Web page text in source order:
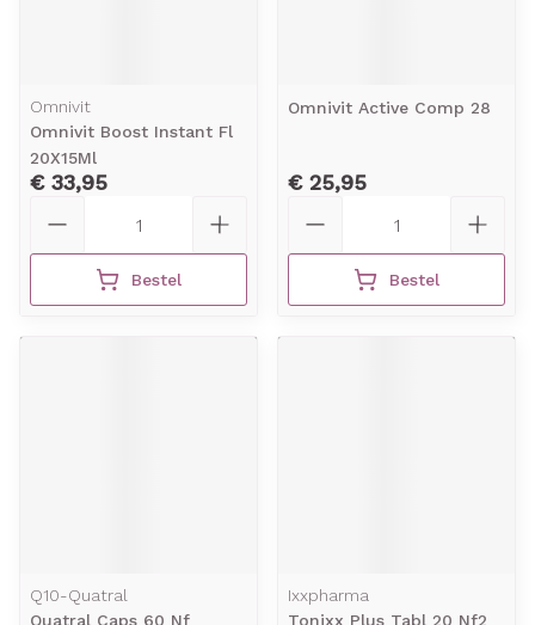
Omnivit
Omnivit Boost Instant Fl
20X15Ml
€ 33,95
Bestel
Omnivit Active Comp 28
€ 25,95
Bestel
Q10-Quatral
Quatral Caps 60 Nf
Ixxpharma
Tonixx Plus Tabl 20 Nf2